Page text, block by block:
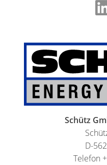
Schütz
D-
Telefon